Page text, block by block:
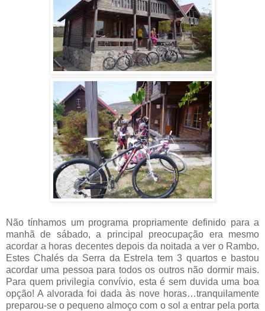
Não tínhamos um programa propriamente definido para a
manhã de sábado, a principal preocupação era mesmo
acordar a horas decentes depois da noitada a ver o Rambo.
Estes Chalés da Serra da Estrela tem 3 quartos e bastou
acordar uma pessoa para todos os outros não dormir mais.
Para quem privilegia convívio, esta é sem duvida uma boa
opção! A alvorada foi dada às nove horas…tranquilamente
preparou-se o pequeno almoço com o sol a entrar pela porta